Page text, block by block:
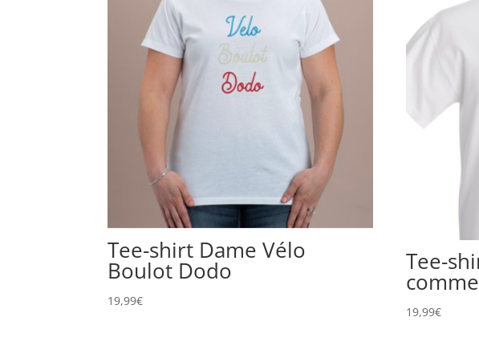
Tee-shirt Dame Vélo
Boulot Dodo
19,99€
Tee-
19,99€